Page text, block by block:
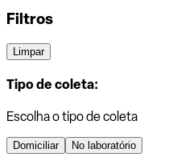
Filtros
Limpar
Tipo de coleta:
Escolha o tipo de coleta
Domiciliar No laboratório